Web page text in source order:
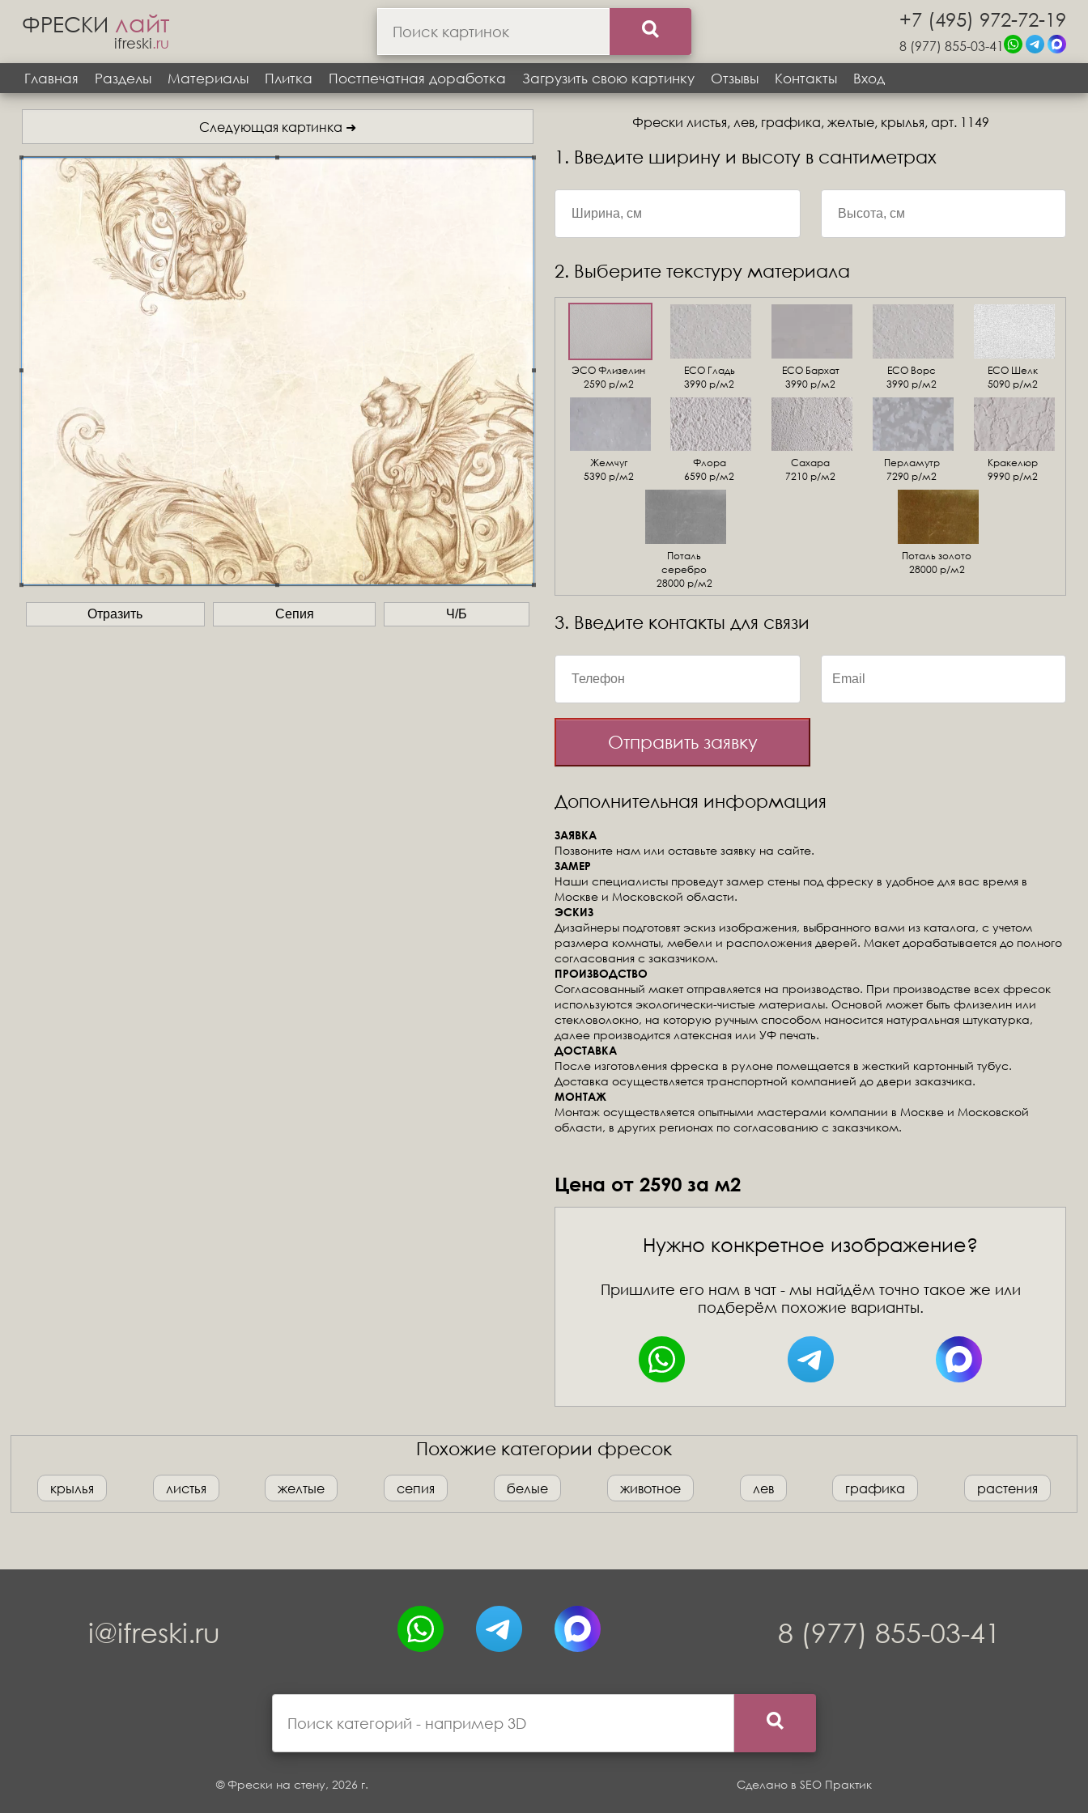
ФРЕСКИ лайт
ifreski.ru
+7 (495) 972-72-19
8 (977) 855-03-41
Главная
Разделы Материалы Плитка Постпечатная доработка Загрузить свою картинку Отзывы Контакты Вход
Следующая картинка ➜
Отразить Сепия Ч/Б
Фрески листья, лев, графика, желтые, крылья, арт. 1149
1. Введите ширину и высоту в сантиметрах
2. Выберите текстуру материала
ЭСО Флизелин
2590 р/м2
ЕСО Гладь
3990 р/м2
ECO Бархат
3990 р/м2
ЕСО Ворс
3990 р/м2
ЕСО Шелк
5090 р/м2
Жемчуг
5390 р/м2
Флора
6590 р/м2
Сахара
7210 р/м2
Перламутр
7290 р/м2
Кракелюр
9990 р/м2
Поталь
серебро
28000 р/м2
Поталь золото
28000 р/м2
3. Введите контакты для связи
Отправить заявку
Дополнительная информация
ЗАЯВКА
Позвоните нам или оставьте заявку на сайте.
ЗАМЕР
Наши специалисты проведут замер стены под фреску в удобное для вас время в
Москве и Московской области.
ЭСКИЗ
Дизайнеры подготовят эскиз изображения, выбранного вами из каталога, с учетом
размера комнаты, мебели и расположения дверей. Макет дорабатывается до полного
согласования с заказчиком.
ПРОИЗВОДСТВО
Согласованный макет отправляется на производство. При производстве всех фресок
используются экологически-чистые материалы. Основой может быть флизелин или
стекловолокно, на которую ручным способом наносится натуральная штукатурка,
далее производится латексная или УФ печать.
ДОСТАВКА
После изготовления фреска в рулоне помещается в жесткий картонный тубус.
Доставка осуществляется транспортной компанией до двери заказчика.
МОНТАЖ
Монтаж осуществляется опытными мастерами компании в Москве и Московской
области, в других регионах по согласованию с заказчиком.
Цена от 2590 за м2
Нужно конкретное изображение?
Пришлите его нам в чат - мы найдём точно такое же или
подберём похожие варианты.
Похожие категории фресок
крылья листья желтые сепия белые животное лев графика растения
i@ifreski.ru 8 (977) 855-03-41
© Фрески на стену, 2026 г. Сделано в SEO Практик